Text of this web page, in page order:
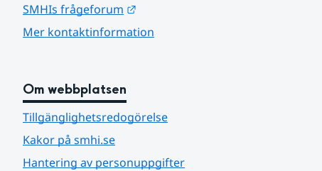
SMHIs frågeforum
Mer kontaktinformation
Om webbplatsen
Tillgänglighetsredogörelse
Kakor på smhi.se
Hantering av personuppgifter